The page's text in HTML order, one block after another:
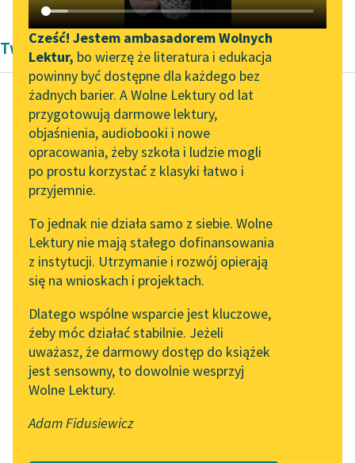
Katalog DAISY
Podkasty o książkach
Zgłoś brak utworu
Aktualności
„Prokurator Alicja Horn”
do słuchania
Byliśmy częścią AI Impact
Lab
online z tłumaczkami
literatury skandynawskiej
Spotkanie z Katarzyną
Tunkiel w Oslo
102. lata temu zmarł
Joseph Conrad
Blog
Narzędzia
Mapa Wolnych Lektur
Leśmianator
Przewodnik dla piszących i
API
OAI-PMH
Widget Wolnych Lektur
Przypisy
Katalog
Cześć! Jestem ambasadorem Wolnych
Lektur, bo wierzę że literatura i edukacja
powinny być dostępne dla każdego bez
żadnych barier. A Wolne Lektury od lat
przygotowują darmowe lektury,
objaśnienia, audiobooki i nowe
opracowania, żeby szkoła i ludzie mogli
po prostu korzystać z klasyki łatwo i
przyjemnie.
To jednak nie działa samo z siebie. Wolne
Lektury nie mają stałego dofinansowania
z instytucji. Utrzymanie i rozwój opierają
się na wnioskach i projektach.
Dlatego wspólne wsparcie jest kluczowe,
żeby móc działać stabilnie. Jeżeli
uważasz, że darmowy dostęp do książek
jest sensowny, to dowolnie wesprzyj
Wolne Lektury.
Adam Fidusiewicz
Twórczość Zygmunta Kaczkowskiego
Zygmunt Kaczkowski
Murdelio
przyjechało. Kobiety
ani jednej… tak to
silną...
Czytaj więcej